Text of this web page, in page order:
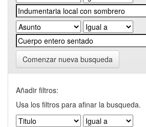
Comenzar nueva busqueda
Añadir filtros:
Usa los filtros para afinar la busqueda.